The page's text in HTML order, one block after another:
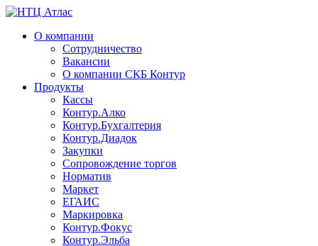
О компании
Сотрудничество
Вакансии
О компании СКБ Контур
Продукты
Кассы
Контур.Алко
Контур.Бухгалтерия
Контур.Диадок
Закупки
Сопровождение торгов
Норматив
Маркет
ЕГАИС
Маркировка
Контур.Фокус
Контур.Эльба